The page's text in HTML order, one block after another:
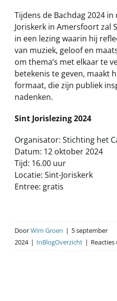
Tijdens de Bachdag 2024
Joriskerk in Amersfoort zal
in een lezing waarin hij
van muziek, geloof en
om thema’s met elkaar te
betekenis te geven, maakt
formaat, die zijn publiek
nadenken.
Sint Jorislezing 2024
Organisator: Stichting het
Datum: 12 oktober 2024
Tijd: 16.00 uur
Locatie: Sint-Joriskerk
Entree: gratis
DoorWim Groen | 5 september
2024 | InBlogOverzicht |